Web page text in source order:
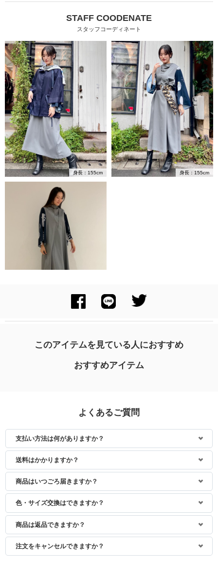
STAFF COODENATE
スタッフコーディネート
身長：155cm 身長：155cm
このアイテムを見ている人におすすめ
おすすめアイテム
よくあるご質問
支払い方法は何がありますか？
送料はかかりますか？
商品はいつごろ届きますか？
色・サイズ交換はできますか？
商品は返品できますか？
注文をキャンセルできますか？